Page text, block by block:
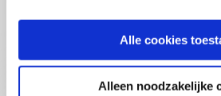
Alle cookies
Alleen noodzakelijke